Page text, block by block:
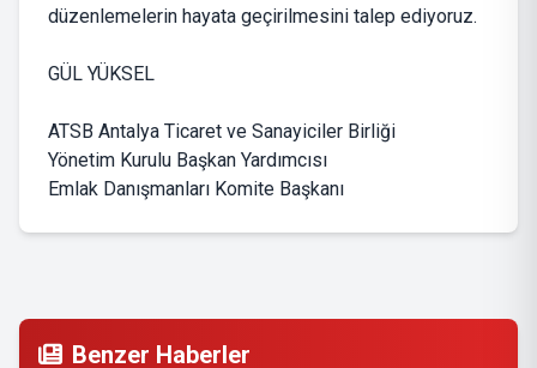
düzenlemelerin hayata geçirilmesini talep ediyoruz.
GÜL YÜKSEL
ATSB Antalya Ticaret ve Sanayiciler Birliği
Yönetim Kurulu Başkan Yardımcısı
Emlak Danışmanları Komite Başkanı
Benzer Haberler